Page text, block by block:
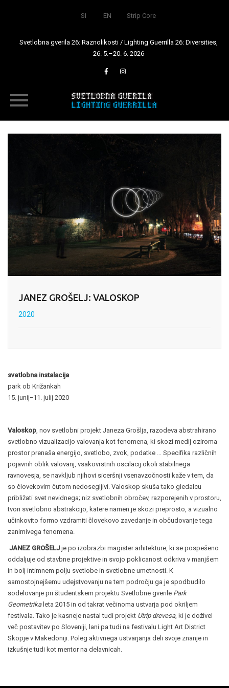
SI EN Strip Core
Svetlobna gverila 26: Raznolikosti / Lighting Guerrilla 26: Diversities,
26. 5.–20. 6. 2026
JANEZ GROŠELJ: VALOSKOP
2020
svetlobna instalacija
park ob Križankah
15. junij−11. julij 2020
Valoskop , nov svetlobni projekt Janeza Grošlja, razodeva abstrahirano
svetlobno vizualizacijo valovanja kot fenomena, ki skozi medij oziroma
prostor prenaša energijo, svetlobo, zvok, podatke … Specifika različnih
pojavnih oblik valovanj, vsakovrstnih oscilacij okoli stabilnega
ravnovesja, se navkljub njihovi siceršnji vsenavzočnosti kaže v tem, da
so človekovim čutom nedosegljivi. Valoskop skuša tako gledalcu
približati svet nevidnega; niz svetlobnih obročev, razporejenih v prostoru,
tvori svetlobno abstrakcijo, katere namen je skozi preprosto, a vizualno
učinkovito formo vzdramiti človekovo zavedanje in občudovanje tega
zanimivega fenomena.
JANEZ GROŠELJ je po izobrazbi magister arhitekture, ki se pospešeno
oddaljuje od stavbne projektive in svojo poklicanost odkriva v manjšem
in bolj intimnem polju svetlobe in svetlobne umetnosti. K
samostojnejšemu udejstvovanju na tem področju ga je spodbudilo
sodelovanje pri študentskem projektu Svetlobne gverile Park
Geometrikaleta 2015 in od takrat večinoma ustvarja pod okriljem
festivala. Tako je kasneje nastal tudi projekt Utrip drevesa, ki je doživel
več postavitev po Sloveniji, lani pa tudi na festivalu Light Art District
Skopje v Makedoniji. Poleg aktivnega ustvarjanja deli svoje znanje in
izkušnje tudi kot mentor na delavnicah.